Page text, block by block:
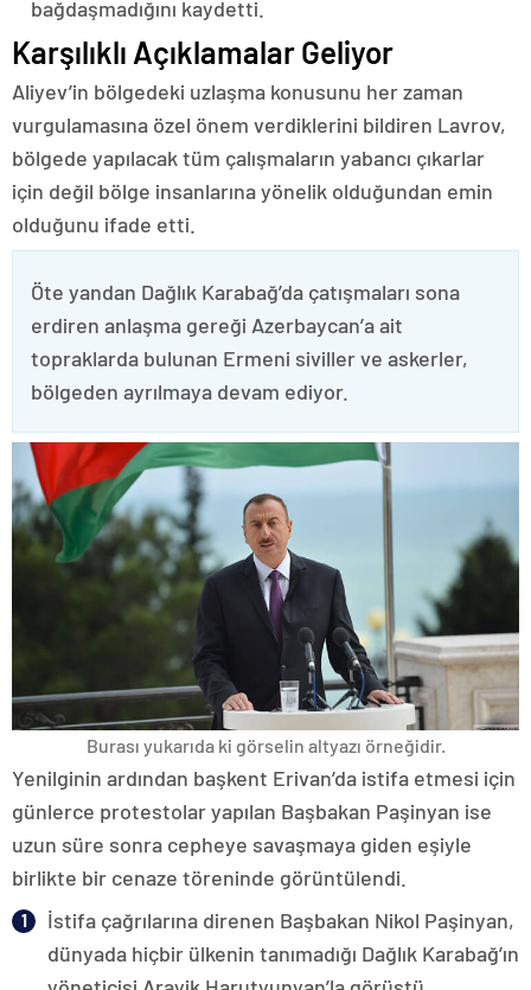
bağdaşmadığını kaydetti.
Karşılıklı Açıklamalar Geliyor
Aliyev’in bölgedeki uzlaşma konusunu her zaman
vurgulamasına özel önem verdiklerini bildiren Lavrov,
bölgede yapılacak tüm çalışmaların yabancı çıkarlar
için değil bölge insanlarına yönelik olduğundan emin
olduğunu ifade etti.
Öte yandan Dağlık Karabağ’da çatışmaları sona
erdiren anlaşma gereği Azerbaycan’a ait
topraklarda bulunan Ermeni siviller ve askerler,
bölgeden ayrılmaya devam ediyor.
Burası yukarıda ki görselin altyazı örneğidir.
Yenilginin ardından başkent Erivan’da istifa etmesi için
günlerce protestolar yapılan Başbakan Paşinyan ise
uzun süre sonra cepheye savaşmaya giden eşiyle
birlikte bir cenaze töreninde görüntülendi.
İstifa çağrılarına direnen Başbakan Nikol Paşinyan,
dünyada hiçbir ülkenin tanımadığı Dağlık Karabağ’ın